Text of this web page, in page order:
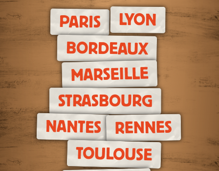
PARIS LYON
BORDEAUX
MARSEILLE
STRASBOURG
NANTES RENNES
TOULOUSE